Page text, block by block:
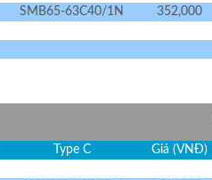
SMB65-63C40/1N
352,000
Type C Giá (VNĐ)